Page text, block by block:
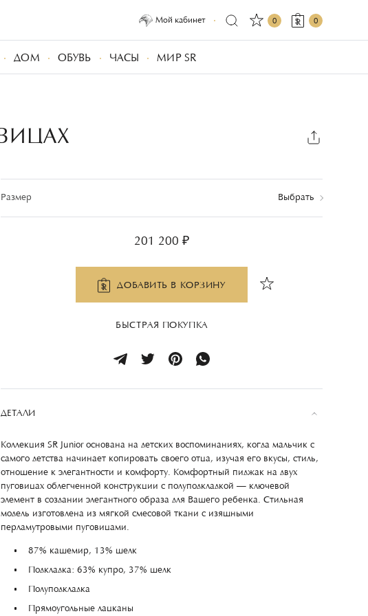
Мой кабинет 0 0
ДОМ ОБУВЬ ЧАСЫ МИР SR
Размер Выбрать
201 200 ₽
ДОБАВИТЬ В КОРЗИНУ
БЫСТРАЯ ПОКУПКА
ДЕТАЛИ
Коллекция SR Junior основана на детских воспоминаниях, когда мальчик с
самого детства начинает копировать своего отца, изучая его вкусы, стиль,
отношение к элегантности и комфорту. Комфортный пиджак на двух
пуговицах облегченной конструкции с полуподкладкой — ключевой
элемент в создании элегантного образа для Вашего ребенка. Стильная
модель изготовлена из мягкой смесовой ткани с изящными
перламутровыми пуговицами.
87% кашемир, 13% шелк
Подкладка: 63% купро, 37% шелк
Полуподкладка
Прямоугольные лацканы